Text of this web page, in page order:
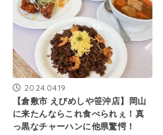
2024.04.19
【倉敷市 えびめしや笹沖店】岡山
に来たんならこれ食べられぇ！真
っ黒なチャーハンに他県驚愕！